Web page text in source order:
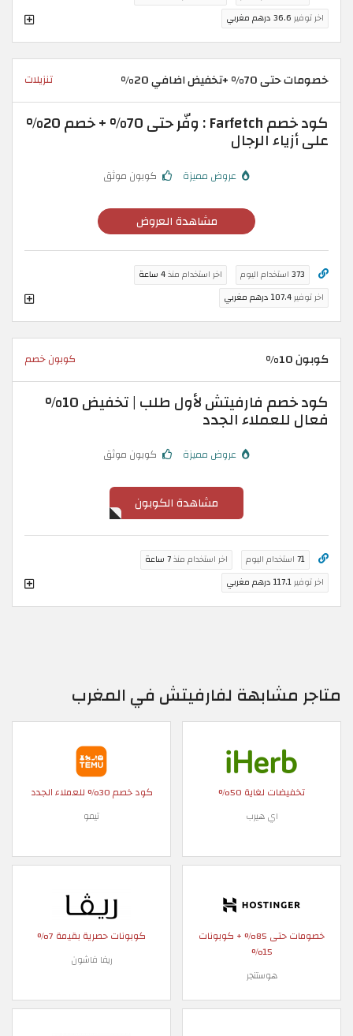
اخر توفير 36.6 درهم مغربي
خصومات حتى 70% +تخفيض اضافي 20% تنزيلات
كود خصم Farfetch : وفّر حتى 70% + خصم 20%
على أزياء الرجال
عروض مميزة كوبون موثق
مشاهدة العروض
373 استخدام اليوم اخر استخدام منذ4 ساعة
اخر توفير107.4 درهم مغربي
كوبون 10% كوبون خصم
كود خصم فارفيتش لأول طلب | تخفيض 10%
فعال للعملاء الجدد
عروض مميزة كوبون موثق
مشاهدة الكوبون
71 استخدام اليوم اخر استخدام منذ7 ساعة
اخر توفير117.1 درهم مغربي
متاجر مشابهة لفارفيتش في المغرب
تخفيضات لغاية 50%
اي هيرب
كود خصم 30% للعملاء الجدد
تيمو
خصومات حتى 85% + كوبونات
15%
هوستنجر
كوبونات حصرية بقيمة 7%
ريفا فاشون